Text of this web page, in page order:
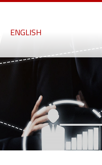
ENGLISH